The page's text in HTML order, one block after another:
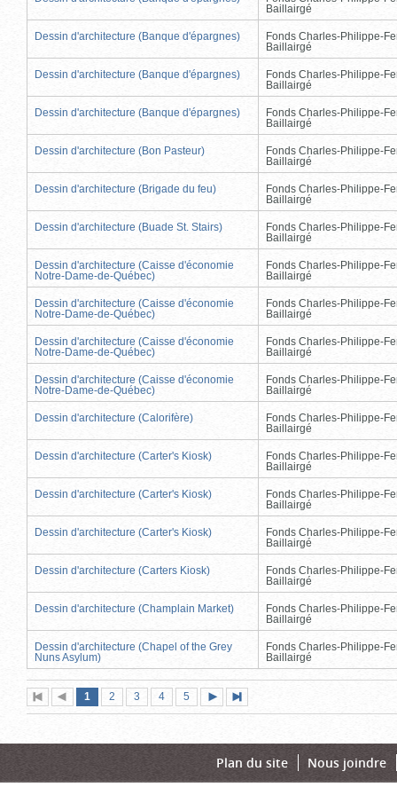
Baillairgé
Dessin d'architecture (Banque d'épargnes)
Fonds Charles-Philippe-
Baillairgé
Dessin d'architecture (Banque d'épargnes)
Fonds Charles-Philippe-
Baillairgé
Dessin d'architecture (Banque d'épargnes)
Fonds Charles-Philippe-
Baillairgé
Dessin d'architecture (Bon Pasteur)
Fonds Charles-Philippe-
Baillairgé
Dessin d'architecture (Brigade du feu)
Fonds Charles-Philippe-
Baillairgé
Dessin d'architecture (Buade St. Stairs)
Fonds Charles-Philippe-
Baillairgé
Dessin d'architecture (Caisse d'économie
Notre-Dame-de-Québec)
Fonds Charles-Philippe-
Baillairgé
Dessin d'architecture (Caisse d'économie
Notre-Dame-de-Québec)
Fonds Charles-Philippe-
Baillairgé
Dessin d'architecture (Caisse d'économie
Notre-Dame-de-Québec)
Fonds Charles-Philippe-
Baillairgé
Dessin d'architecture (Caisse d'économie
Notre-Dame-de-Québec)
Fonds Charles-Philippe-
Baillairgé
Dessin d'architecture (Calorifère)
Fonds Charles-Philippe-
Baillairgé
Dessin d'architecture (Carter's Kiosk)
Fonds Charles-Philippe-
Baillairgé
Dessin d'architecture (Carter's Kiosk)
Fonds Charles-Philippe-
Baillairgé
Dessin d'architecture (Carter's Kiosk)
Fonds Charles-Philippe-
Baillairgé
Dessin d'architecture (Carters Kiosk)
Fonds Charles-Philippe-
Baillairgé
Dessin d'architecture (Champlain Market)
Fonds Charles-Philippe-
Baillairgé
Dessin d'architecture (Chapel of the Grey
Nuns Asylum)
Fonds Charles-Philippe-
Baillairgé
Première
page
Page
précédente
Page
1 (page
actuelle)
Page
2 Page
3 Page
4 Page
5
suivante
page
Plan du site Nous joindre